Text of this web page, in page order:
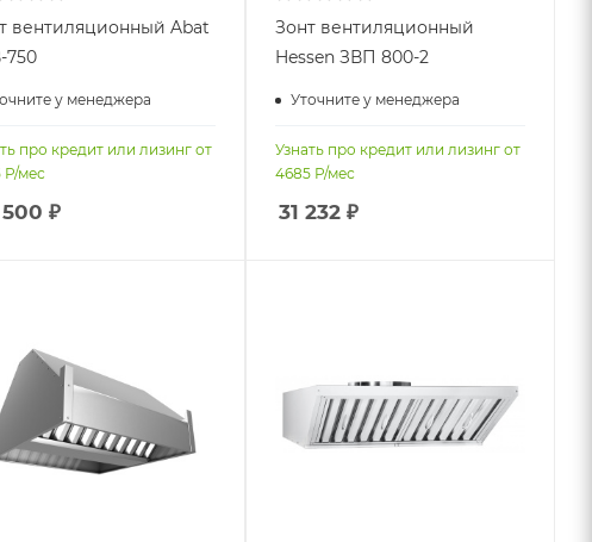
вентиляционный Abat
750
у менеджера
про кредит или лизинг от
Р/мес
₽
Зонт вентиляционный
Hessen ЗВП 800-2
Уточните у менеджера
Узнать про кредит или лизинг от
4685 Р/мес
31 232 ₽